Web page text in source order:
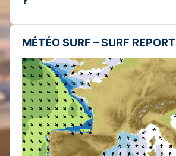
MÉTÉO SURF – SURF REPORT